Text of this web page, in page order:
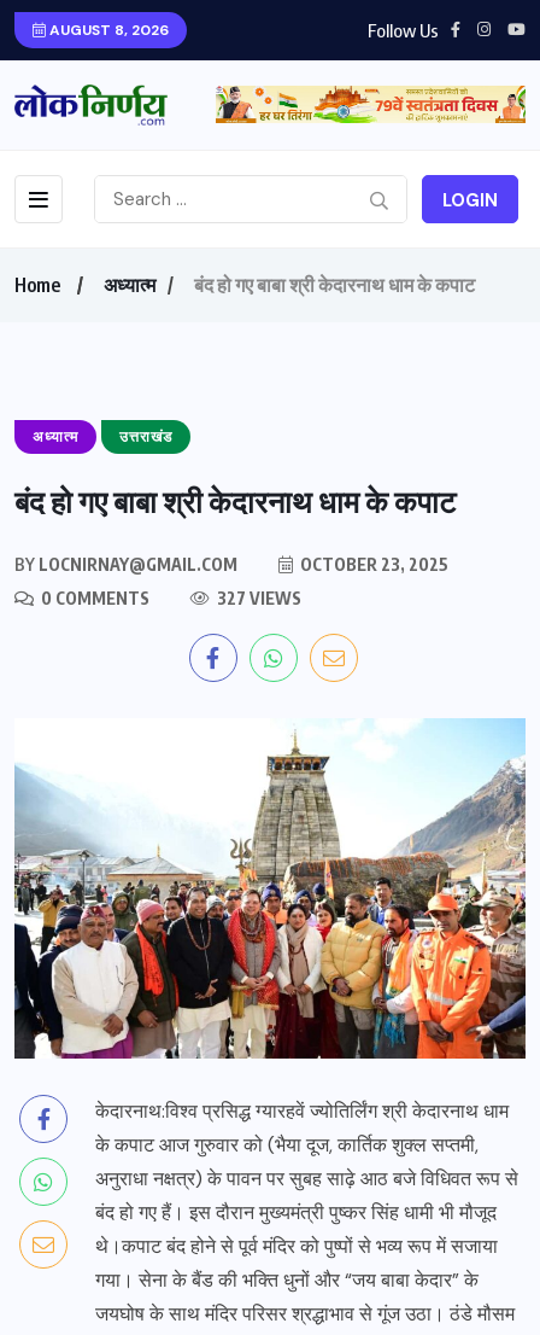
AUGUST 8, 2026 Follow Us
LOGIN
Home अध्यात्म बंद हो गए बाबा श्री केदारनाथ धाम के कपाट
अध्यात्म उत्तराखंड
बंद हो गए बाबा श्री केदारनाथ धाम के कपाट
BY LOCNIRNAY@GMAIL.COM
OCTOBER 23, 2025
0 COMMENTS
327 VIEWS
केदारनाथ:विश्व प्रसिद्ध ग्यारहवें ज्योतिर्लिंग श्री केदारनाथ धाम
के कपाट आज गुरुवार को (भैया दूज, कार्तिक शुक्ल सप्तमी,
अनुराधा नक्षत्र) के पावन पर सुबह साढ़े आठ बजे विधिवत रूप से
बंद हो गए हैं। इस दौरान मुख्यमंत्री पुष्कर सिंह धामी भी मौजूद
थे।कपाट बंद होने से पूर्व मंदिर को पुष्पों से भव्य रूप में सजाया
गया। सेना के बैंड की भक्ति धुनों और “जय बाबा केदार” के
जयघोष के साथ मंदिर परिसर श्रद्धाभाव से गूंज उठा। ठंडे मौसम